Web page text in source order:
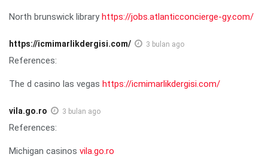
North brunswick libraryhttps://jobs.atlanticconcierge-gy.com/
https://icmimarlikdergisi.com/ 3 bulan ago
References:
The d casino las vegas https://icmimarlikdergisi.com/
vila.go.ro 3 bulan ago
References:
Michigan casinos vila.go.ro